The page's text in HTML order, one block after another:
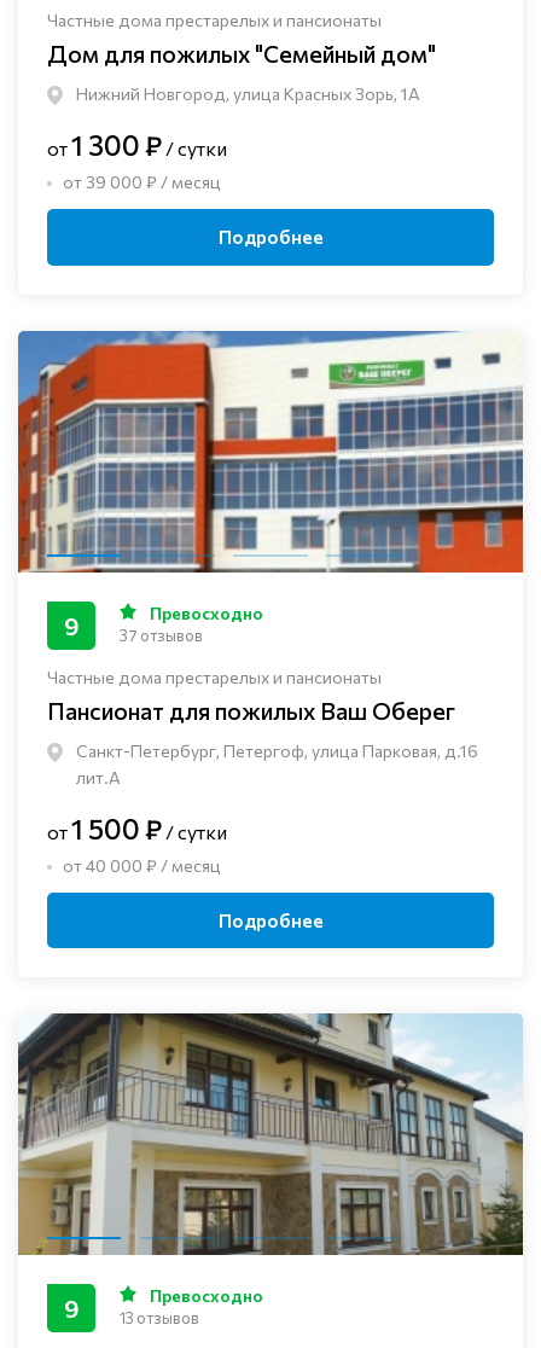
Частные дома престарелых и пансионаты
Дом для пожилых "Семейный дом"
Нижний Новгород, улица Красных Зорь, 1А
от1 300 ₽ / сутки
от 39 000 ₽ / месяц
Подробнее
Частные дома престарелых и пансионаты
Пансионат для пожилых Ваш Оберег
Санкт-Петербург, Петергоф, улица Парковая, д.16
лит.А
9 Превосходно
37 отзывов
от1 500 ₽ / сутки
от 40 000 ₽ / месяц
Подробнее
9 Превосходно
13 отзывов